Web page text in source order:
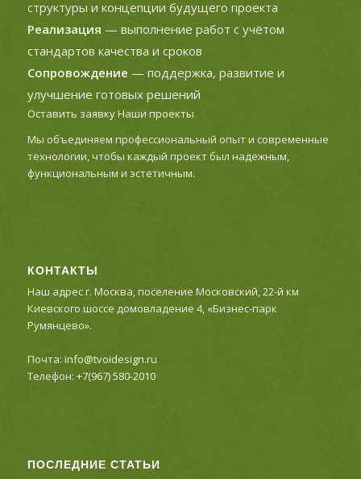
структуры и концепции будущего проекта
Реализация — выполнение работ с учётом
стандартов качества и сроков
Сопровождение — поддержка, развитие и
улучшение готовых решений
Оставить заявкуНаши проекты
Мы объединяем профессиональный опыт и современные
технологии, чтобы каждый проект был надежным,
функциональным и эстетичным.
КОНТАКТЫ
Наш адрес г. Москва, поселение Московский, 22-й км
Киевского шоссе домовладение 4, «Бизнес-парк
Румянцево».
Почта: info@tvoidesign.ru
Телефон: +7(967) 580-2010
ПОСЛЕДНИЕ СТАТЬИ